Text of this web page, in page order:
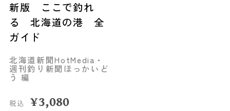
新版 ここで釣れ
る 北海道の港 全
ガイド
北海道新聞HotMedia・
週刊釣り新聞ほっかいど
う 編
税込 ¥3,080